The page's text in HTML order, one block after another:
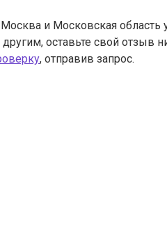
Москва и Московская
другим, оставьте свой
, отправив запрос.